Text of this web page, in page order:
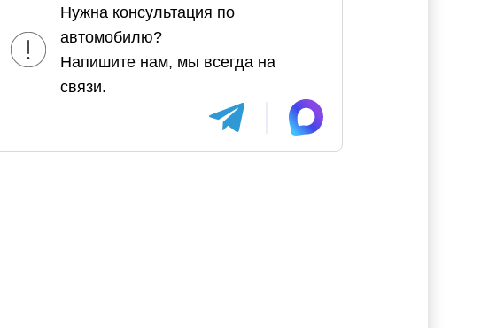
Нужна консультация по
автомобилю?
Напишите нам, мы всегда на
связи.